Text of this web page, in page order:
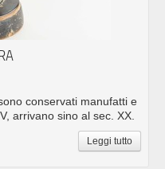
conservati manufatti e
arrivano sino al sec. XX.
Leggi tutto